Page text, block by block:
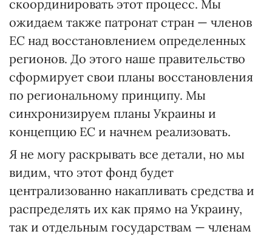
скоординировать этот процесс. Мы
ожидаем также патронат стран — членов
ЕС над восстановлением определенных
регионов. До этого наше правительство
сформирует свои планы восстановления
по региональному принципу. Мы
синхронизируем планы Украины и
концепцию ЕС и начнем реализовать.
Я не могу раскрывать все детали, но мы
видим, что этот фонд будет
централизованно накапливать средства и
распределять их как прямо на Украину,
так и отдельным государствам — членам